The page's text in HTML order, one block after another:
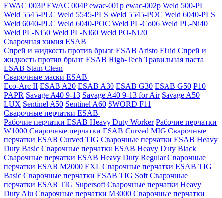
EWAC 003P EWAC 004P ewac-001p ewac-002p Weld 500-PL
Weld 5545-PLC Weld 5545-PLS Weld 5545-POC Weld 6040-PLS
Weld 6040-PLС Weld 6040-POC Weld PL-Co06 Weld PL-Ni40
Weld PL-Ni50 Weld PL-Ni60 Weld PO-Ni20
Сварочная химия ESAB
Спрей и жидкость против брызг ESAB Aristo Fluid Спрей и
жидкость против брызг ESAB High-Tech Травильная паста
ESAB Stain Clean
Сварочные маски ESAB
Eco-Arc II ESAB A20 ESAB A30 ESAB G30 ESAB G50 P10
PAPR Savage A40 9-13 Savage A40 9-13 for Air Savage A50
LUX Sentinel A50 Sentinel A60 SWORD F11
Сварочные перчатки ESAB
Рабочие перчатки ESAB Heavy Duty Worker Рабочие перчатки
W1000 Сварочные перчатки ESAB Curved MIG Сварочные
перчатки ESAB Curved TIG Сварочные перчатки ESAB Heavy
Duty Basic Сварочные перчатки ESAB Heavy Duty Black
Сварочные перчатки ESAB Heavy Duty Regular Сварочные
перчатки ESAB M2000 EXL Сварочные перчатки ESAB TIG
Basic Сварочные перчатки ESAB TIG Soft Сварочные
перчатки ESAB TIG Supersoft Сварочные перчатки Heavy
Duty Alu Сварочные перчатки M3000 Сварочные перчатки